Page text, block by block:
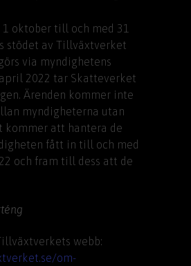
1 oktober till och med 31
stödet av Tillväxtverket
via myndighetens
2022 tar Skatteverket
Ärenden kommer inte
myndigheterna utan
kommer att hantera de
fått in till och med
och fram till dess att de
webb:
om-